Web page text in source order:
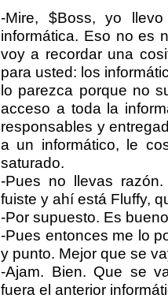
-Mire, $Boss, yo
informática. Eso no es
voy a recordar una
para usted: los
lo parezca porque no
acceso a toda la
responsables y
a un informático, le
saturado.
-Pues no llevas
fuiste y ahí está Fluffy,
-Por supuesto. Es
-Pues entonces me lo
y punto. Mejor que se
-Ajam. Bien. Que se
fuera el anterior